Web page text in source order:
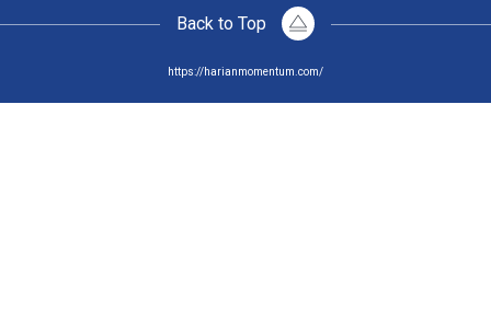
Back to Top
https://harianmomentum.com/